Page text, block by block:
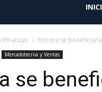
Finanzas Sonora se
Mercadotecnia y Ventas
se